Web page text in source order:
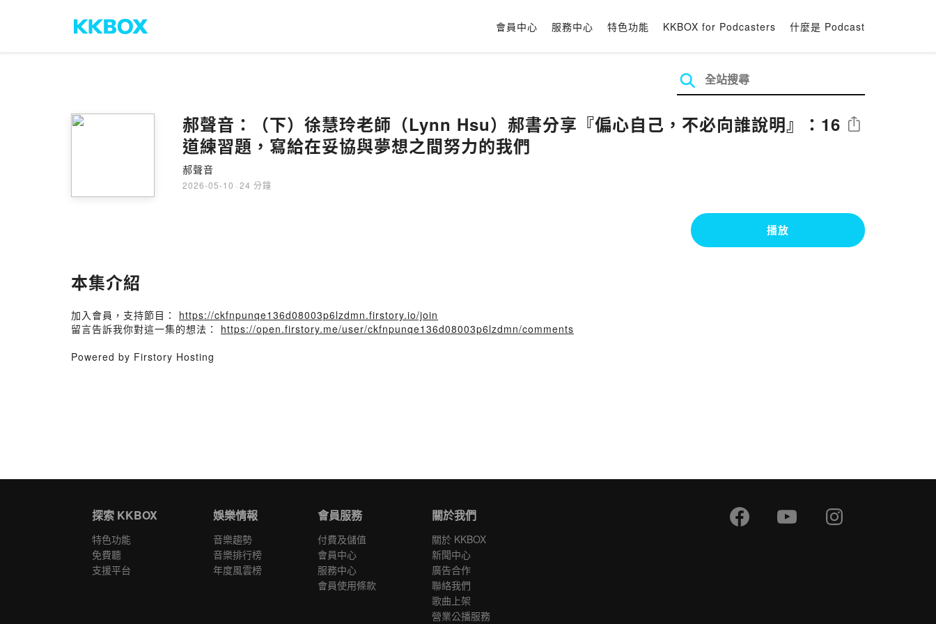
會員中心 服務中心 特色功能 KKBOX for Podcasters 什麼是 Podcast
郝聲音：（下）徐慧玲老師（Lynn Hsu）郝書分享『偏心自己，不必向誰說明』：16
道練習題，寫給在妥協與夢想之間努力的我們
郝聲音
2026-05-10 · 24 分鐘
分享
播放
本集介紹
加入會員，支持節目： https://ckfnpunqe136d08003p6lzdmn.firstory.io/join
留言告訴我你對這一集的想法： https://open.firstory.me/user/ckfnpunqe136d08003p6lzdmn/comments
Powered by Firstory Hosting
探索 KKBOX
特色功能
免費聽
支援平台
娛樂情報
音樂趨勢
音樂排行榜
年度風雲榜
會員服務
付費及儲值
會員中心
服務中心
會員使用條款
關於我們
關於 KKBOX
新聞中心
廣告合作
聯絡我們
歌曲上架
營業公播服務